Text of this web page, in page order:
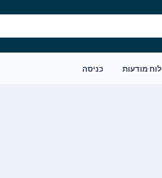
לוח מודעות כניסה